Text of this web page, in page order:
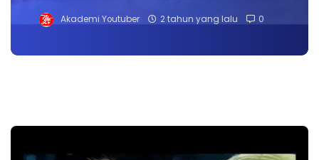
Akademi Youtuber 2 tahun yang lalu 0